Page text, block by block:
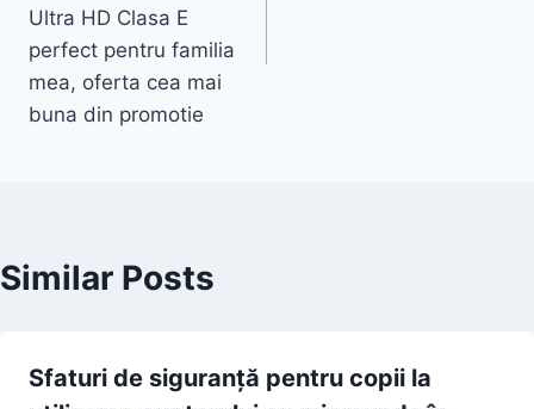
Ultra HD Clasa E
perfect pentru familia
mea, oferta cea mai
buna din promotie
Similar Posts
Sfaturi de siguranță pentru copii la